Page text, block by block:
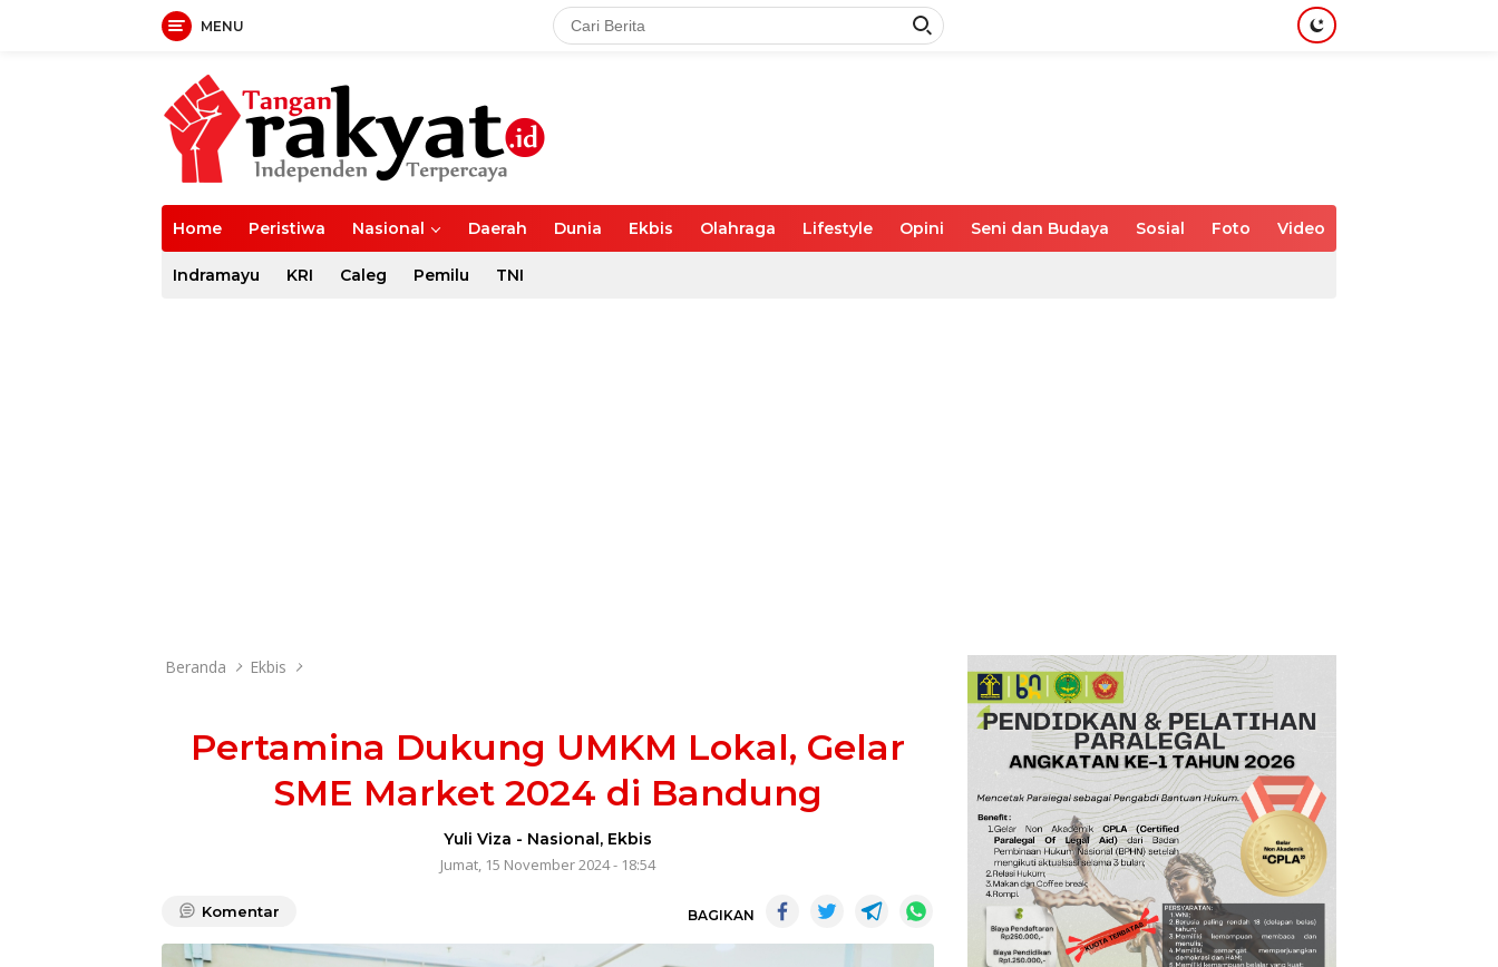
MENU
Home Peristiwa Nasional Daerah Dunia Ekbis Olahraga Lifestyle Opini Seni dan Budaya Sosial Foto Video
Indramayu KRI Caleg Pemilu TNI
Beranda Ekbis
Pertamina Dukung UMKM Lokal, Gelar
SME Market 2024 di Bandung
Yuli Viza - Nasional, Ekbis
Jumat, 15 November 2024 - 18:54
Komentar BAGIKAN